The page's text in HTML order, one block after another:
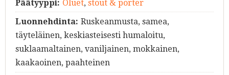
Päätyyppi: Oluet, stout & porter
Luonnehdinta: Ruskeanmusta, samea,
täyteläinen, keskiasteisesti humaloitu,
suklaamaltainen, vaniljainen, mokkainen,
kaakaoinen, paahteinen